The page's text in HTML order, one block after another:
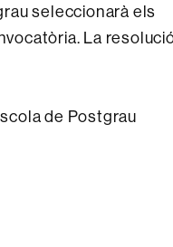
seleccionarà els
La
de Postgrau